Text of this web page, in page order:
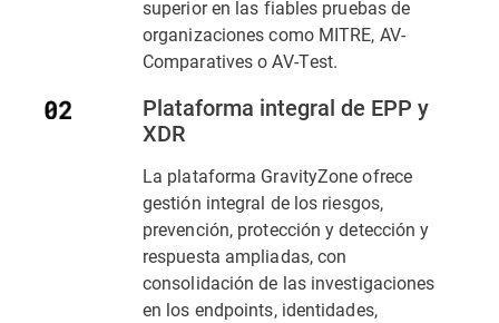
superior en las fiables pruebas de
organizaciones como MITRE, AV-
Comparatives o AV-Test.
Plataforma integral de EPP y
XDR
La plataforma GravityZone ofrece
gestión integral de los riesgos,
prevención, protección y detección y
respuesta ampliadas, con
consolidación de las investigaciones
en los endpoints, identidades,